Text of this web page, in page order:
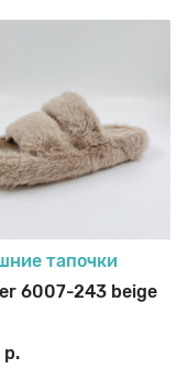
тапочки
6007-243 beige
р.